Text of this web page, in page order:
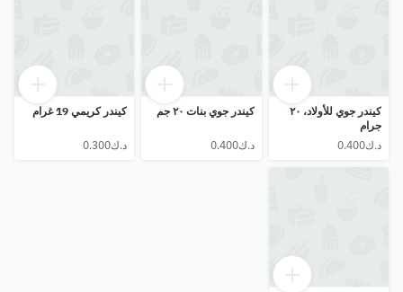
كيندر جوي للأولاد، ٢٠
جرام
كيندر جوي بنات ٢٠ جم
⁦د.ك0.400⁩
كيندر كريمي 19 غرام